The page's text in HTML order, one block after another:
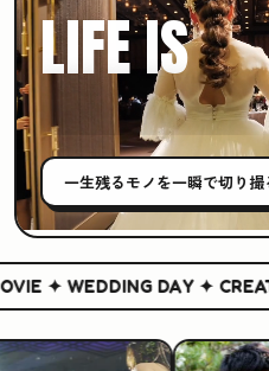
LIFE IS
CREATIVE
一生残るモノを一瞬で切り撮
✦ WEDDING DAY ✦